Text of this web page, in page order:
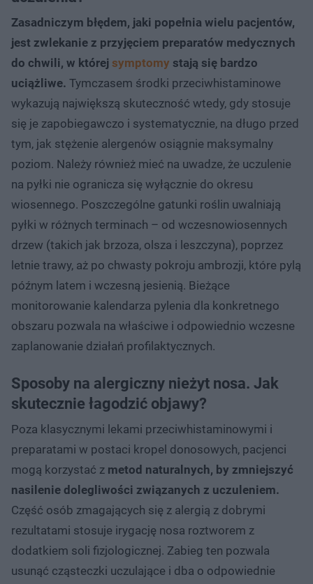
Zasadniczym błędem, jaki popełnia wielu pacjentów,
jest zwlekanie z przyjęciem preparatów medycznych
do chwili, w której symptomy stają się bardzo
uciążliwe. Tymczasem środki przeciwhistaminowe
wykazują największą skuteczność wtedy, gdy stosuje
się je zapobiegawczo i systematycznie, na długo przed
tym, jak stężenie alergenów osiągnie maksymalny
poziom. Należy również mieć na uwadze, że uczulenie
na pyłki nie ogranicza się wyłącznie do okresu
wiosennego. Poszczególne gatunki roślin uwalniają
pyłki w różnych terminach – od wczesnowiosennych
drzew (takich jak brzoza, olsza i leszczyna), poprzez
letnie trawy, aż po chwasty pokroju ambrozji, które pylą
późnym latem i wczesną jesienią. Bieżące
monitorowanie kalendarza pylenia dla konkretnego
obszaru pozwala na właściwe i odpowiednio wczesne
zaplanowanie działań profilaktycznych.
Sposoby na alergiczny nieżyt nosa. Jak
skutecznie łagodzić objawy?
Poza klasycznymi lekami przeciwhistaminowymi i
preparatami w postaci kropel donosowych, pacjenci
mogą korzystać z metod naturalnych, by zmniejszyć
nasilenie dolegliwości związanych z uczuleniem.
Część osób zmagających się z alergią z dobrymi
rezultatami stosuje irygację nosa roztworem z
dodatkiem soli fizjologicznej. Zabieg ten pozwala
usunąć cząsteczki uczulające i dba o odpowiednie